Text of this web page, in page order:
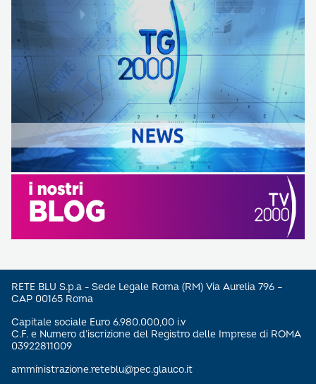
RETE BLU S.p.a - Sede Legale Roma (RM) Via Aurelia 796 –
CAP 00165 Roma
Capitale sociale Euro 6.980.000,00 i.v
C.F. e Numero d’iscrizione del Registro delle Imprese di ROMA
03922811009
amministrazione.reteblu@pec.glauco.it